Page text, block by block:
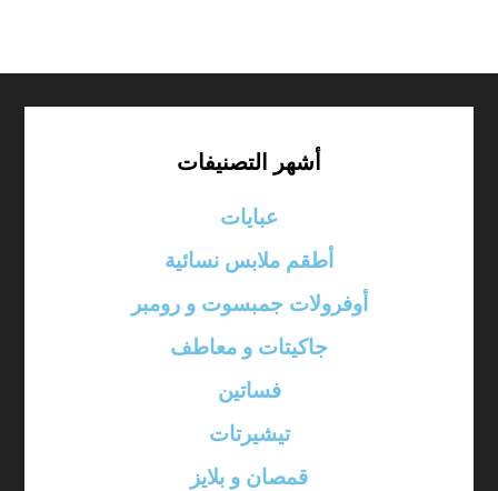
أشهر التصنيفات
عبايات
أطقم ملابس نسائية
أوفرولات جمبسوت و رومبر
جاكيتات و معاطف
فساتين
تيشيرتات
قمصان و بلايز